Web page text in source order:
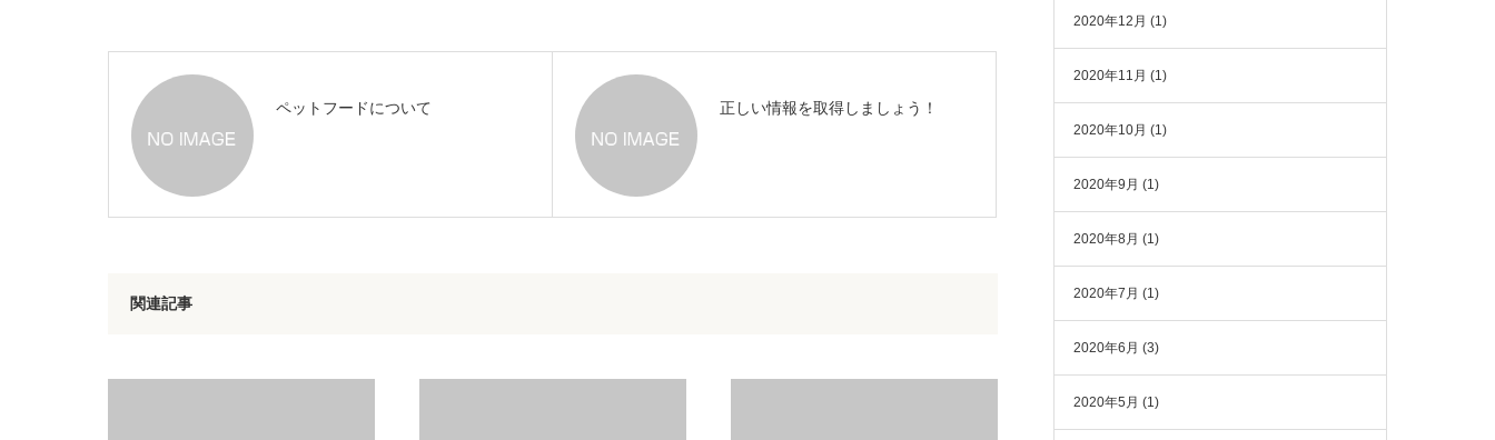
ペットフードについて 正しい情報を取得しましょう！
関連記事
2020年12月 (1)
2020年11月 (1)
2020年10月 (1)
2020年9月 (1)
2020年8月 (1)
2020年7月 (1)
2020年6月 (3)
2020年5月 (1)